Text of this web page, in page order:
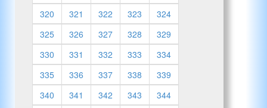
320
321 322 323
324
325
326 327 328
329
330
331 332 333
334
335
336 337 338
339
340
341 342 343
344